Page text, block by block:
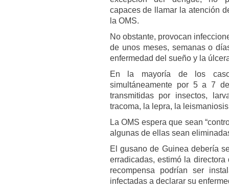
capaces de llamar la atención
la OMS.
No obstante, provocan
de unos meses, semanas o
enfermedad del sueño y la
En la mayoría de los
simultáneamente por 5 a 7
transmitidas por insectos,
tracoma, la lepra, la
La OMS espera que sean
algunas de ellas sean
El gusano de Guinea debería
erradicadas, estimó la
recompensa podrían ser
infectadas a declarar su